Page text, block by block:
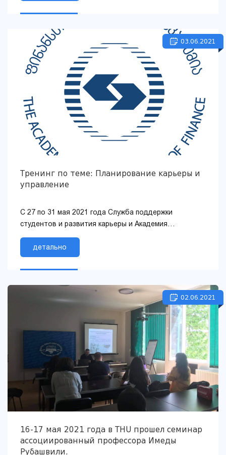
03.06.2021
Тренинг по теме: Планирование карьеры и
управление
С 27 по 31 мая 2021 года Служба поддержки
студентов и развития карьеры и Академия
Министерства финансов организовали тренинг для
студентов...
детально
02.06.2021
16-17 мая 2021 года в THU прошел семинар
ассоциированный профессора Имеды
Рубашвили.